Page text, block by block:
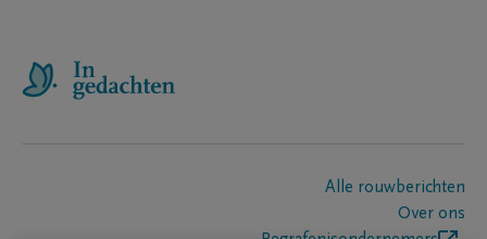
Alle rouwberichten
Over ons